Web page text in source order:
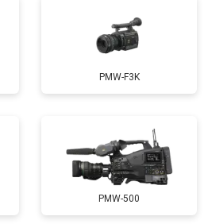
PMW-F3K
PMW-500